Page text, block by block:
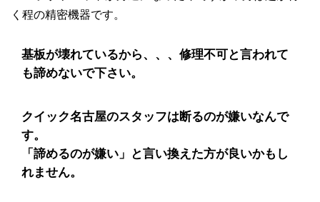
く程の精密機器です。
基板が壊れているから、、、修理不可と言われて
も諦めないで下さい。
クイック名古屋のスタッフは断るのが嫌いなんで
す。
「諦めるのが嫌い」と言い換えた方が良いかもし
れません。